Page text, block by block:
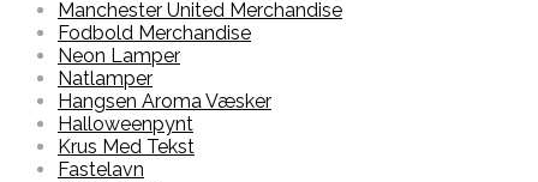
Manchester United Merchandise
Fodbold Merchandise
Neon Lamper
Natlamper
Hangsen Aroma Væsker
Halloweenpynt
Krus Med Tekst
Fastelavn